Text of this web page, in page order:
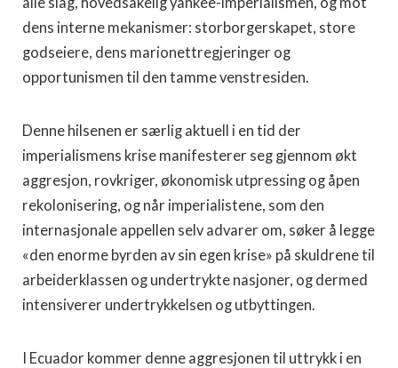
dens interne mekanismer: storborgerskapet, store
godseiere, dens marionettregjeringer og
opportunismen til den tamme venstresiden.
Denne hilsenen er særlig aktuell i en tid der
imperialismens krise manifesterer seg gjennom økt
aggresjon, rovkriger, økonomisk utpressing og åpen
rekolonisering, og når imperialistene, som den
internasjonale appellen selv advarer om, søker å legge
«den enorme byrden av sin egen krise» på skuldrene til
arbeiderklassen og undertrykte nasjoner, og dermed
intensiverer undertrykkelsen og utbyttingen.
I Ecuador kommer denne aggresjonen til uttrykk i en